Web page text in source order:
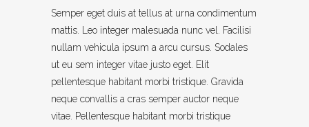
Semper eget duis at tellus at urna condimentum
mattis. Leo integer malesuada nunc vel. Facilisi
nullam vehicula ipsum a arcu cursus. Sodales
ut eu sem integer vitae justo eget. Elit
pellentesque habitant morbi tristique. Gravida
neque convallis a cras semper auctor neque
vitae. Pellentesque habitant morbi tristique